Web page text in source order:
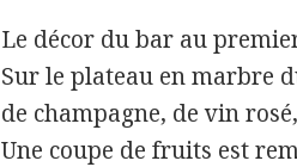
Le décor du bar au
Sur le plateau en marbre
de champagne, de vin
Une coupe de fruits est